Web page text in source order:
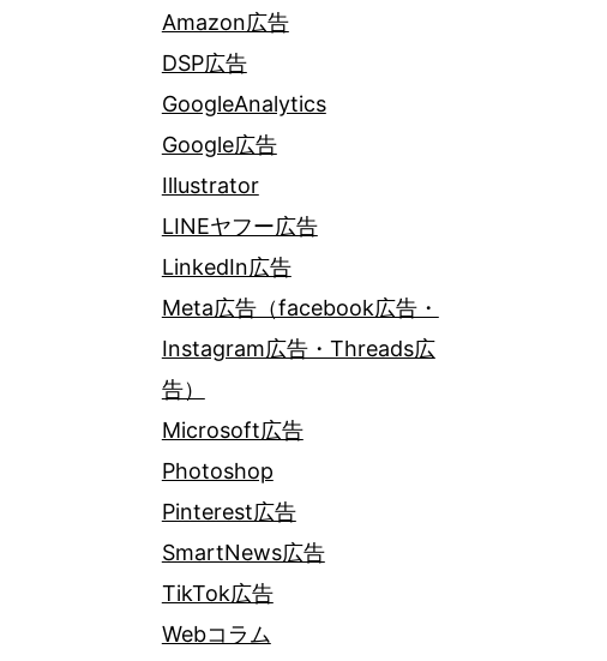
Amazon広告
DSP広告
GoogleAnalytics
Google広告
Illustrator
LINEヤフー広告
LinkedIn広告
Meta広告（facebook広告・
Instagram広告・Threads広
告）
Microsoft広告
Photoshop
Pinterest広告
SmartNews広告
TikTok広告
Webコラム